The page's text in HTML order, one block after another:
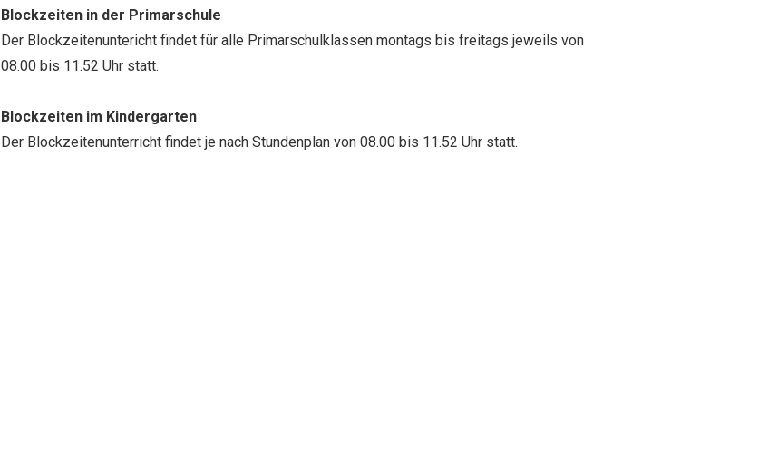
Blockzeiten in der Primarschule
Der Blockzeitenuntericht findet für alle Primarschulklassen montags bis freitags jeweils von
08.00 bis 11.52 Uhr statt.
Blockzeiten im Kindergarten
Der Blockzeitenunterricht findet je nach Stundenplan von 08.00 bis 11.52 Uhr statt.